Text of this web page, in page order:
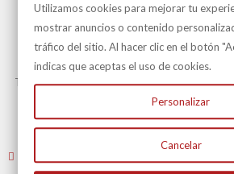
Transporte Gratuito en Península para todas
mayoría de artículos.
Consulte en Condiciones
Utilizamos cookies para mejorar tu
mostrar anuncios o contenido
tráfico del sitio. Al hacer clic en el botón
indicas que aceptas el uso de cookies.
Personalizar
Cancelar